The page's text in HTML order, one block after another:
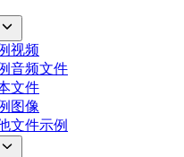
视频
音频文件
文件
图像
文件示例